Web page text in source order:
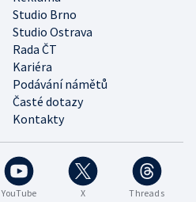
YouTube X Threads
Studio Brno
Studio Ostrava
Rada ČT
Kariéra
Podávání námětů
Časté dotazy
Kontakty